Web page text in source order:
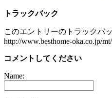
トラックバック
このエントリーのトラックバ
http://www.besthome-oka.co.jp/
コメントしてください
Name: